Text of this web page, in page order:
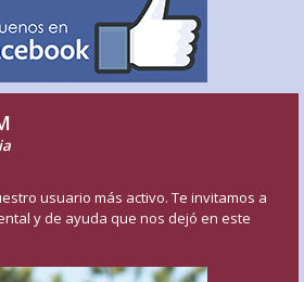
usuario más activo. Te invitamos a
y de ayuda que nos dejó en este